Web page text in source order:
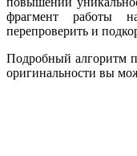
фрагмент работы
перепроверить и
Подробный алгоритм
оригинальности вы